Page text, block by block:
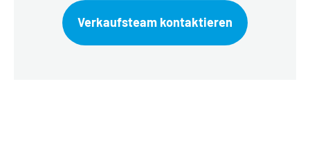
Verkaufsteam kontaktieren